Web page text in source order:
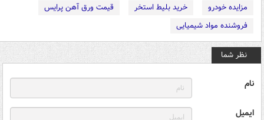
مزایده خودرو
خرید بلیط استخر
قیمت ورق آهن پرایس
فروشنده مواد شیمیایی
نظر شما
نام
ایمیل